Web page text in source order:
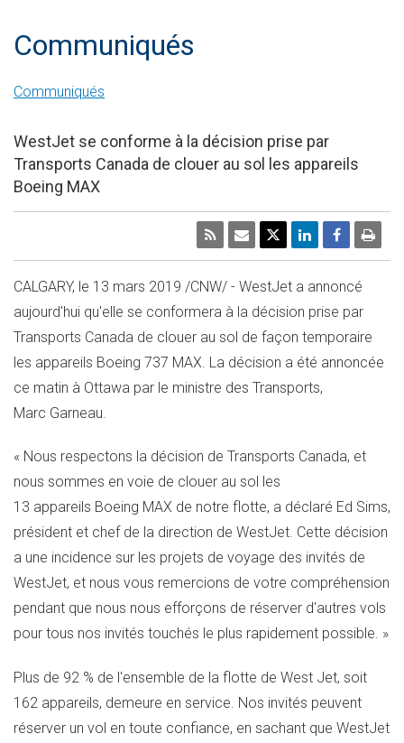
Communiqués
Communiqués
WestJet se conforme à la décision prise par
Transports Canada de clouer au sol les appareils
Boeing MAX
CALGARY, le 13 mars 2019 /CNW/ - WestJet a annoncé
aujourd'hui qu'elle se conformera à la décision prise par
Transports Canada de clouer au sol de façon temporaire
les appareils Boeing 737 MAX. La décision a été annoncée
ce matin à Ottawa par le ministre des Transports,
Marc Garneau.
« Nous respectons la décision de Transports Canada, et
nous sommes en voie de clouer au sol les
13 appareils Boeing MAX de notre flotte, a déclaré Ed Sims,
président et chef de la direction de WestJet. Cette décision
a une incidence sur les projets de voyage des invités de
WestJet, et nous vous remercions de votre compréhension
pendant que nous nous efforçons de réserver d'autres vols
pour tous nos invités touchés le plus rapidement possible. »
Plus de 92 % de l'ensemble de la flotte de West Jet, soit
162 appareils, demeure en service. Nos invités peuvent
réserver un vol en toute confiance, en sachant que WestJet